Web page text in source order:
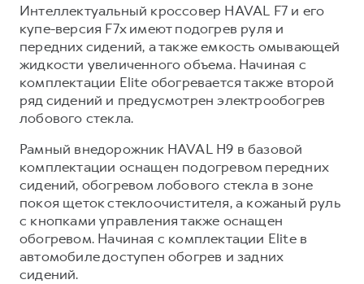
Интеллектуальный кроссовер HAVAL F7 и его
купе-версия F7x имеют подогрев руля и
передних сидений, а также емкость омывающей
жидкости увеличенного объема. Начиная с
комплектации Elite обогревается также второй
ряд сидений и предусмотрен электрообогрев
лобового стекла.
Рамный внедорожник HAVAL H9 в базовой
комплектации оснащен подогревом передних
сидений, обогревом лобового стекла в зоне
покоя щеток стеклоочистителя, а кожаный руль
с кнопками управления также оснащен
обогревом. Начиная с комплектации Elite в
автомобиле доступен обогрев и задних
сидений.